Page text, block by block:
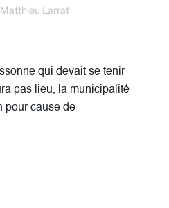
Matthieu Larrat
qui devait se tenir
pas lieu, la municipalité
pour cause de